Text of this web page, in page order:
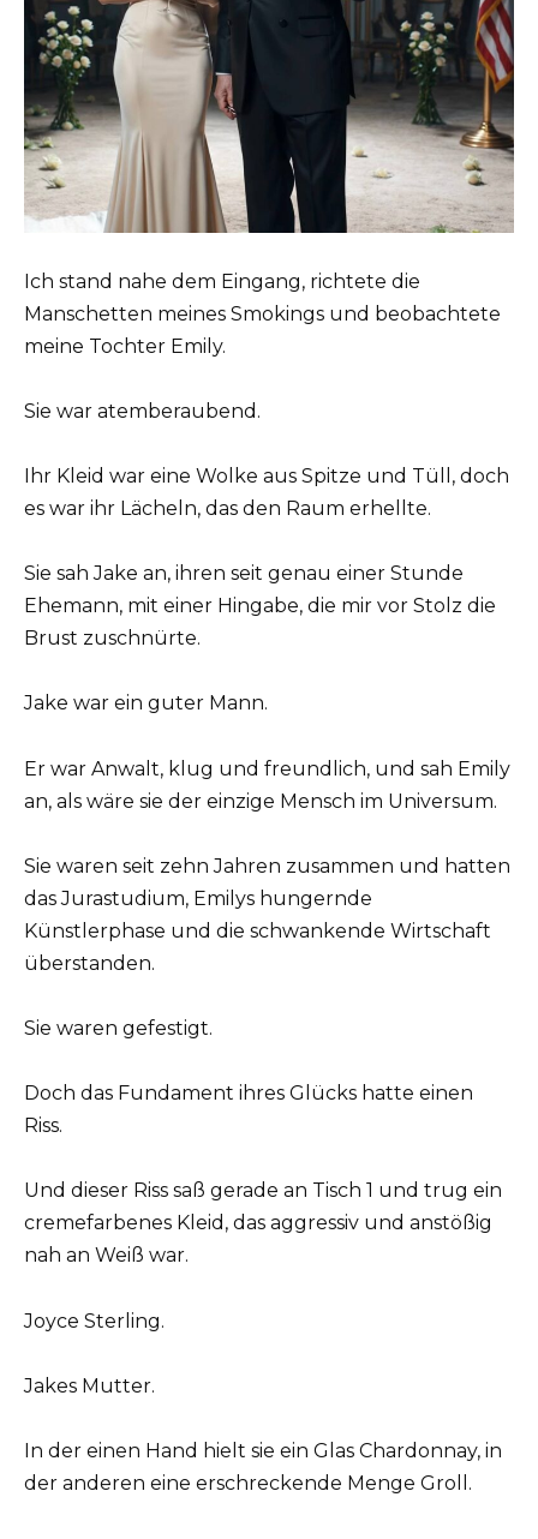
Ich stand nahe dem Eingang, richtete die
Manschetten meines Smokings und beobachtete
meine Tochter Emily.
Sie war atemberaubend.
Ihr Kleid war eine Wolke aus Spitze und Tüll, doch
es war ihr Lächeln, das den Raum erhellte.
Sie sah Jake an, ihren seit genau einer Stunde
Ehemann, mit einer Hingabe, die mir vor Stolz die
Brust zuschnürte.
Jake war ein guter Mann.
Er war Anwalt, klug und freundlich, und sah Emily
an, als wäre sie der einzige Mensch im Universum.
Sie waren seit zehn Jahren zusammen und hatten
das Jurastudium, Emilys hungernde
Künstlerphase und die schwankende Wirtschaft
überstanden.
Sie waren gefestigt.
Doch das Fundament ihres Glücks hatte einen
Riss.
Und dieser Riss saß gerade an Tisch 1 und trug ein
cremefarbenes Kleid, das aggressiv und anstößig
nah an Weiß war.
Joyce Sterling.
Jakes Mutter.
In der einen Hand hielt sie ein Glas Chardonnay, in
der anderen eine erschreckende Menge Groll.